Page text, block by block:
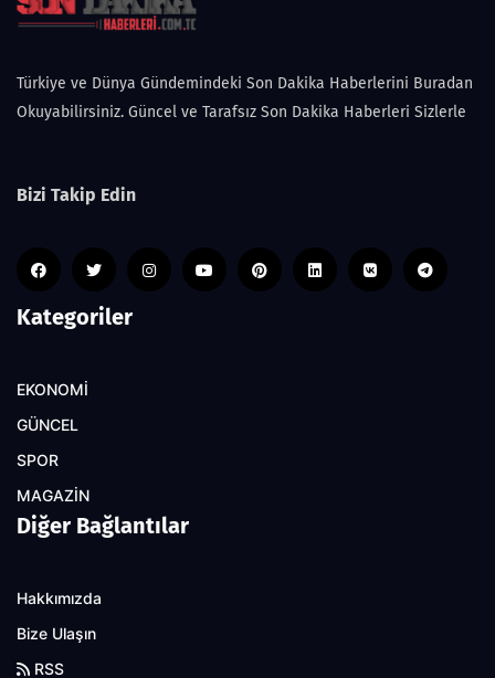
Türkiye ve Dünya Gündemindeki Son Dakika Haberlerini Buradan
Okuyabilirsiniz. Güncel ve Tarafsız Son Dakika Haberleri Sizlerle
Bizi Takip Edin
Kategoriler
EKONOMİ
GÜNCEL
SPOR
MAGAZİN
Diğer Bağlantılar
Hakkımızda
Bize Ulaşın
RSS